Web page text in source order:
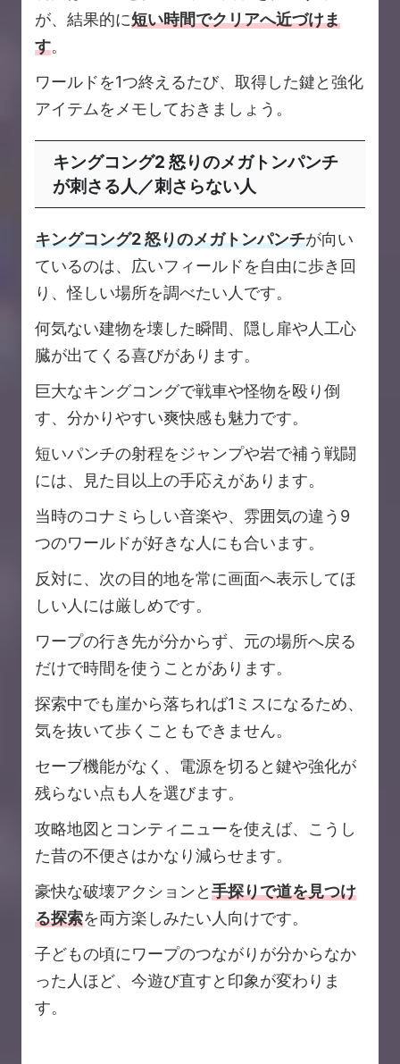
が、結果的に短い時間でクリアへ近づけま
す。
ワールドを1つ終えるたび、取得した鍵と強化
アイテムをメモしておきましょう。
キングコング2 怒りのメガトンパンチ
が刺さる人／刺さらない人
キングコング2 怒りのメガトンパンチが向い
ているのは、広いフィールドを自由に歩き回
り、怪しい場所を調べたい人です。
何気ない建物を壊した瞬間、隠し扉や人工心
臓が出てくる喜びがあります。
巨大なキングコングで戦車や怪物を殴り倒
す、分かりやすい爽快感も魅力です。
短いパンチの射程をジャンプや岩で補う戦闘
には、見た目以上の手応えがあります。
当時のコナミらしい音楽や、雰囲気の違う9
つのワールドが好きな人にも合います。
反対に、次の目的地を常に画面へ表示してほ
しい人には厳しめです。
ワープの行き先が分からず、元の場所へ戻る
だけで時間を使うことがあります。
探索中でも崖から落ちれば1ミスになるため、
気を抜いて歩くこともできません。
セーブ機能がなく、電源を切ると鍵や強化が
残らない点も人を選びます。
攻略地図とコンティニューを使えば、こうし
た昔の不便さはかなり減らせます。
豪快な破壊アクションと手探りで道を見つけ
る探索を両方楽しみたい人向けです。
子どもの頃にワープのつながりが分からなか
った人ほど、今遊び直すと印象が変わりま
す。